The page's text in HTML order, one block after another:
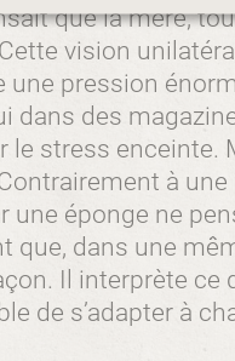
que la mère,
vision
pression
dans des
le stress enceinte.
à
une éponge ne
que, dans une
Il interprète ce
de s’adapter à